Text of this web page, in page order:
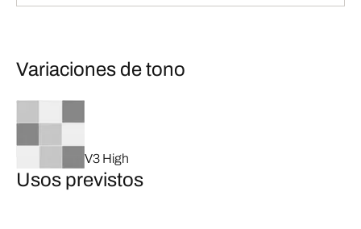
Variaciones de tono
V3 High
Usos previstos